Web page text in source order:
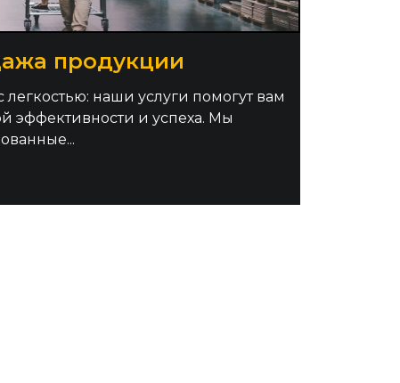
продукции
наши услуги помогут вам
эффективности и успеха. Мы